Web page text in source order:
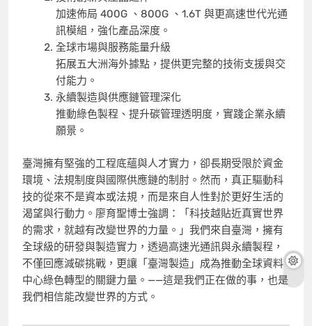
加速佈局 400G 、800G 、1.6T 與更高速世代光通
訊模組，強化產品深度。
全球市場與服務能量升級
拓展五大洲海外據點，提供更完整的技術支援與交
付能力。
永續製造與供應鏈管理深化
推動綠色製程、提升碳管理透明度，實踐企業永續
願景。
臺灣擁有堅強的工程底蘊與人才實力，卻長期受限於資金
環境、法規制度與國際供應鏈的制肘。然而，真正驅動科
技的從來不是資本或法規，而是來自人性對於更好生活的
渴望與行動力。廖育聖博士強調：「科技越貼近真實世界
的需求，就越有改變世界的力量。」我們來自臺灣，擁有
全球級的研發與製造實力，透過高速光通訊與永續製程，
不僅回應減碳挑戰，更讓「臺灣製造」成為推動全球資料
中心綠色轉型的關鍵力量。——這是我們正在做的事，也是
我們相信能改變世界的方式。